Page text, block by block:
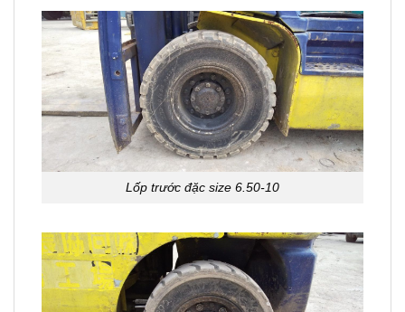
Lốp trước đặc size 6.50-10